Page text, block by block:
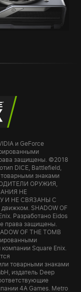
и GeForce
защищены. ©2018
DICE, Battlefield,
знаками
ОРУЖИЯ,
НЕ
И НЕ СВЯЗАНЫ С
SHADOW OF
Разработано Eidos
права защищены.
OF THE TOMB
Square Enix.
товарными знаками
издатель Deep
4A Games. Metro